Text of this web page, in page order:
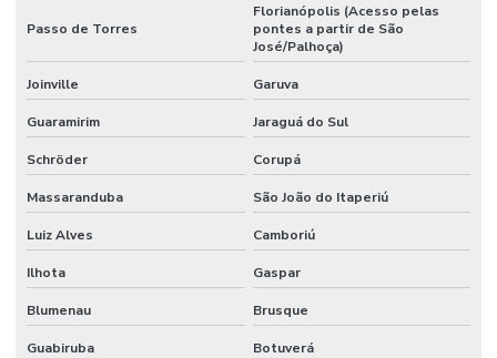
Passo de Torres
Florianópolis (Acesso pelas
pontes a partir de São
José/Palhoça)
Joinville Garuva
Guaramirim Jaraguá do Sul
Schröder Corupá
Massaranduba São João do Itaperiú
Luiz Alves Camboriú
Ilhota Gaspar
Blumenau Brusque
Guabiruba Botuverá